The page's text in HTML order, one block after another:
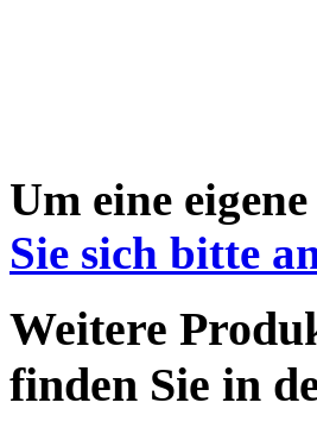
Um eine
Sie sich bitte
Weitere
finden Sie in